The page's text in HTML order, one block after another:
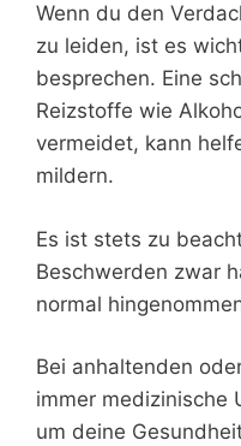
Wenn du den
zu leiden, ist es
besprechen. Eine
Reizstoffe wie
vermeidet, kann
mildern.
Es ist stets zu
Beschwerden zwar
normal
Bei anhaltenden
immer medizinische
um deine